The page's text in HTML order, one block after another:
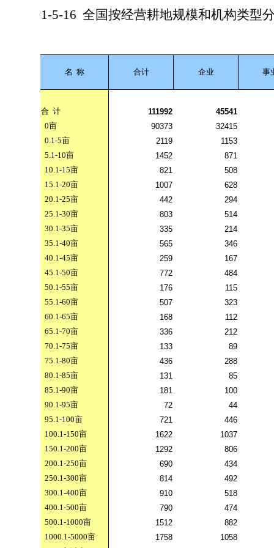
1-5-16 全国按经营耕地规模和机构类型
名 称 合计 企业 事
合 计 111992
45541
0亩 90373
32415
0.1-5亩 2119
1153
5.1-10亩 1452
871
10.1-15亩 821
508
15.1-20亩 1007
628
20.1-25亩 442
294
25.1-30亩 803
514
30.1-35亩 335
214
35.1-40亩 565
346
40.1-45亩 259
167
45.1-50亩 772
484
50.1-55亩 176
115
55.1-60亩 507
323
60.1-65亩 168
112
65.1-70亩 336
212
70.1-75亩 133
89
75.1-80亩 436
288
80.1-85亩 131
85
85.1-90亩 181
100
90.1-95亩 72
44
95.1-100亩 721
446
100.1-150亩 1622
1037
150.1-200亩 1292
806
200.1-250亩 690
434
250.1-300亩 814
492
300.1-400亩 910
518
400.1-500亩 790
474
500.1-1000亩 1512
882
1000.1-5000亩 1758
1058